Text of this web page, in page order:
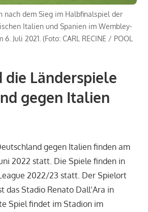
nach dem Sieg im Halbfinalspiel der
Italien und Spanien im Wembley-
Juli 2021. (Foto: CARL RECINE / POOL
die Länderspiele
gegen Italien
gegen Italien finden am
2022 statt. Die Spiele finden in
2022/23 statt. Der Spielort
das Stadio Renato Dall’Ara in
Spiel findet im Stadion im